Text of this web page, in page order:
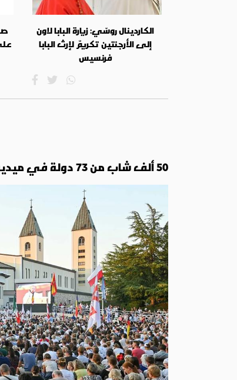
الكاردينال روسّي: زيارة البابا لاون
إلى الأرجنتين تكريمٌ لإرث البابا
فرنسيس
50 ألف شاب من 73 دولة في ميديوغوريه: العودة إلى الينبوع